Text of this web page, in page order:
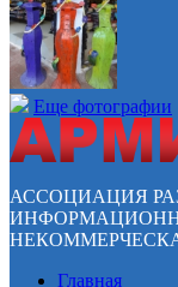
Еще фотографии
АССОЦИАЦИЯ
Главная